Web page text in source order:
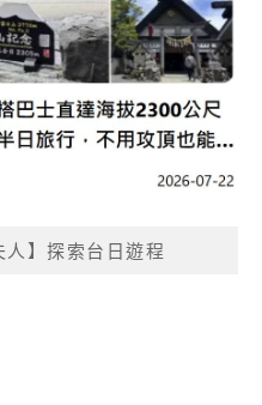
人】探索台日遊程